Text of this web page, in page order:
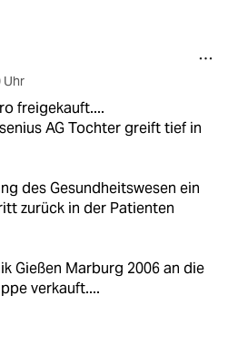
Uhr
freigekauft....
AG Tochter greift tief in
des Gesundheitswesen ein
zurück in der Patienten
Gießen Marburg 2006 an die
verkauft....